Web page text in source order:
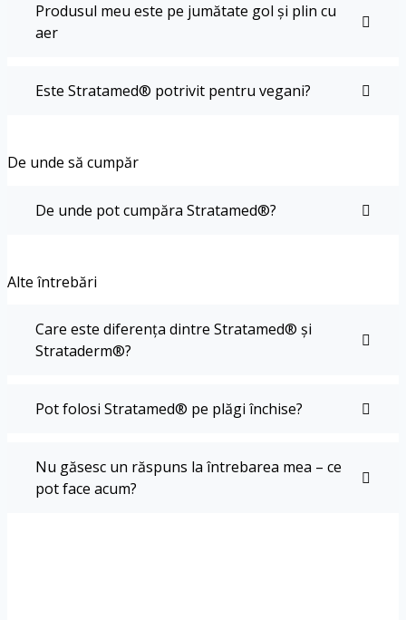
Produsul meu este pe jumătate gol și plin cu
aer
Este Stratamed® potrivit pentru vegani?
De unde să cumpăr
De unde pot cumpăra Stratamed®?
Alte întrebări
Care este diferența dintre Stratamed® și
Strataderm®?
Pot folosi Stratamed® pe plăgi închise?
Nu găsesc un răspuns la întrebarea mea – ce
pot face acum?